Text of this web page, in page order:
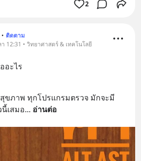
2
• ติดตาม
12:31 • วิทยาศาสตร์ & เทคโนโลยี
อะไร
สุขภาพ ทุกโปรแกรมตรวจ มักจะมี
เสมอ... อ่านต่อ